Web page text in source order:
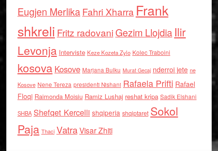
Eugjen MerlikaFahri Xharra Frank
shkreli Fritz radovaniGezim Llojdia Ilir
Levonja Interviste Keze Kozeta Zylo Kolec Traboini
kosova Kosove Marjana Bulku Murat Gecaj nderroi jete ne
Kosove Nene Tereza presidenti Nishani Rafaela Prifti Rafael
Floqi Raimonda Moisiu Ramiz Lushaj reshat kripa Sadik Elshani
SHBA Shefqet Kercelli shqiperia shqiptaret Sokol
Paja Thaci VatraVisar Zhiti